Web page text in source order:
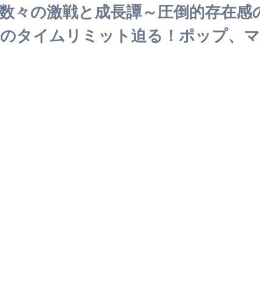
々の激戦と成長譚～圧倒的存在
タイムリミット迫る！ポップ、